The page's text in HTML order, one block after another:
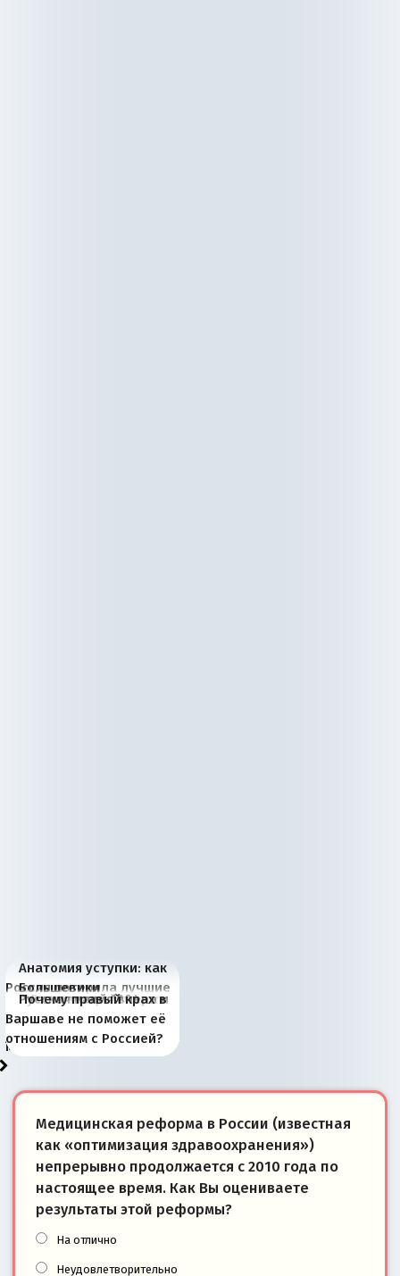
Анатомия уступки: как
Россия потеряла лучшие
рыбопромысловые
районы Баренцева
моря
Большевики
отличаются от «Яблока»
тем, что они -
победители
Киевская марионетка
Запада рассказала о
«переобувании» хозяев
В России назрели
перемены: 15 шагов к
суверенной экономике
Миграционный пожар
Европы
Россия начинает
сбрасывать балласт
Анкориджа
Россия зимой 1904
года: первые уступки во
внутренней политике
Русская нация вчера и
сегодня
Почему правый крах в
Варшаве не поможет её
отношениям с Россией?
Медицинская реформа в России (известная
как «оптимизация здравоохранения»)
непрерывно продолжается с 2010 года по
настоящее время. Как Вы оцениваете
результаты этой реформы?
На отлично
Неудовлетворительно